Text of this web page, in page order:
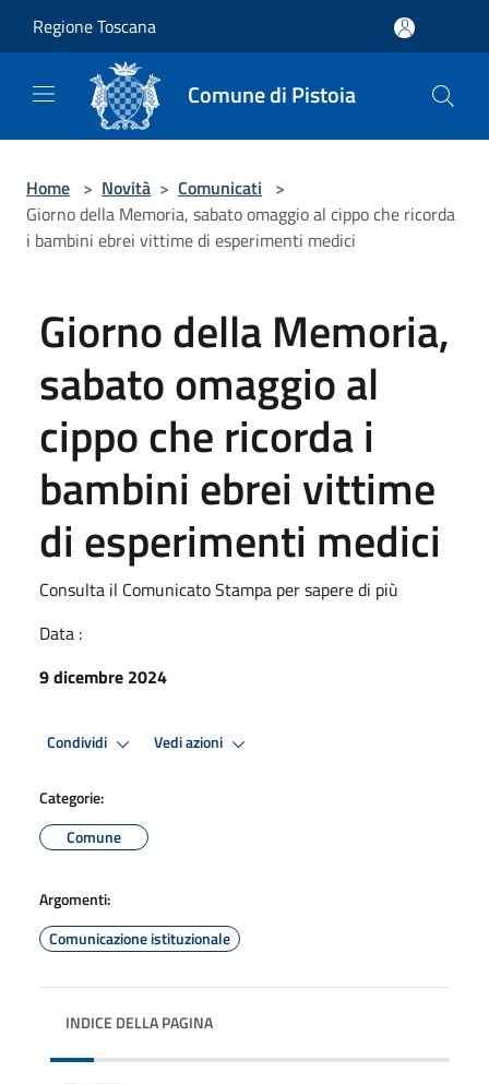
Regione Toscana
Comune di Pistoia
Home > Novità > Comunicati >
Giorno della Memoria, sabato omaggio al cippo che ricorda
i bambini ebrei vittime di esperimenti medici
Giorno della Memoria,
sabato omaggio al
cippo che ricorda i
bambini ebrei vittime
di esperimenti medici
Consulta il Comunicato Stampa per sapere di più
Data :
9 dicembre 2024
Condividi Vedi azioni
Categorie:
Comune
Argomenti:
Comunicazione istituzionale
INDICE DELLA PAGINA